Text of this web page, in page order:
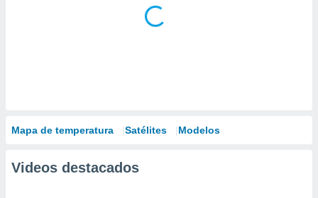
Mapa de temperatura Satélites Modelos
Videos destacados